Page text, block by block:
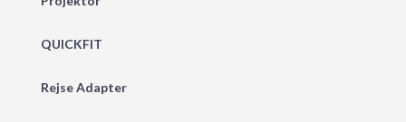
QUICKFIT
Rejse Adapter